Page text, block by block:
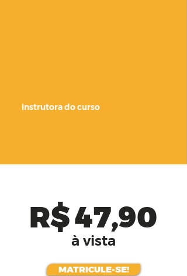
Instrutora do curso
R$ 47,90
à vista
MATRICULE-SE!